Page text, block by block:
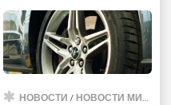
3D-печати
уникальных
колёсных гаек -
«Новости сети»
НОВОСТИ / НОВОСТИ МИРА ИНТЕРНЕТ